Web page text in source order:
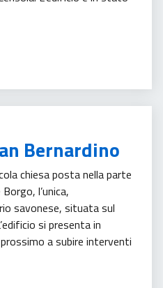
Bernardino
chiesa posta nella parte
l’unica,
savonese, situata sul
si presenta in
a subire interventi